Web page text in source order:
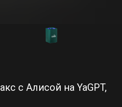
с Алисой на YaGPT,